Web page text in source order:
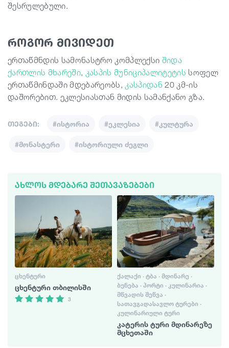
შესრულებული.
როგორ მივიდეთ
ერთაწმნდის სამონასტრო კომპლექსი შიდა
ქართლის მხარეში, კასპის მუნიციპალიტეტის სოფელ
ერთაწმინდაში მდებარეობს,კასპიდან20 კმ-ის
დაშორებით. ეკლესიასთან მიდის სამანქანო გზა.
თეგები: #ისტორია #ეკლესია #კულტურა
#მონასტერი #ისტორიული ძეგლი
ᲐᲮᲚᲝᲡ ᲛᲓᲔᲑᲐᲠᲔ ᲨᲔᲗᲐᲕᲐᲖᲔᲑᲔᲑᲘ
ᲪᲮᲔᲜᲢᲣᲠᲘ
ცხენტური თბილისში
3
ᲥᲐᲚᲐᲥᲘ · ᲢᲑᲐ · ᲛᲓᲘᲜᲐᲠᲔ ·
ᲑᲣᲜᲔᲑᲐ · ᲞᲝᲠᲢᲘ · ᲙᲣᲚᲘᲜᲐᲠᲘᲐ ·
ᲛᲬᲕᲐᲓᲘᲡ ᲨᲔᲬᲕᲐ ·
ᲡᲐᲗᲐᲕᲒᲐᲓᲐᲡᲐᲕᲚᲝ ᲢᲣᲠᲔᲑᲘ ·
ᲙᲣᲚᲘᲜᲐᲠᲘᲣᲚᲘ ᲢᲣᲠᲘ
კატერის ტური მდინარეზე
მცხეთაში